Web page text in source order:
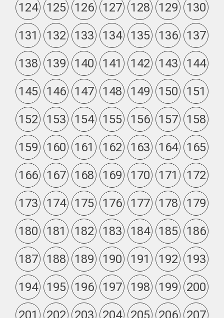
124
125 126 127 128 129
130
131
132 133 134 135 136
137
138
139 140 141 142 143
144
145
146 147 148 149 150
151
152
153 154 155 156 157
158
159
160 161 162 163 164
165
166
167 168 169 170 171
172
173
174 175 176 177 178
179
180
181 182 183 184 185
186
187
188 189 190 191 192
193
194
195 196 197 198 199
200
201
202 203 204 205 206 207